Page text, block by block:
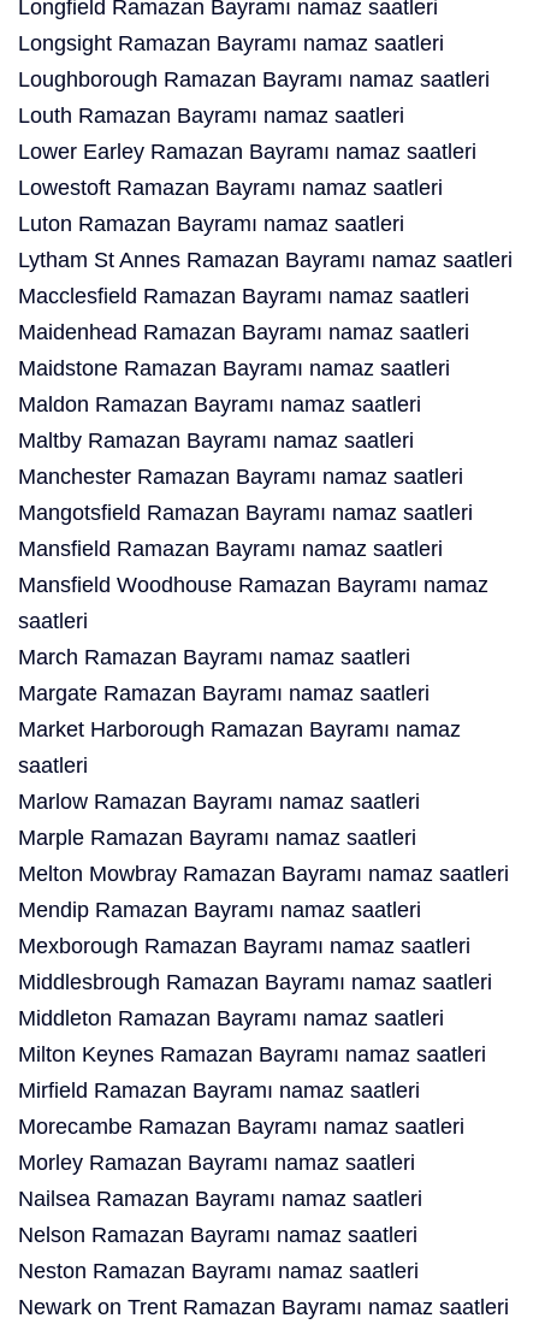
Longfield Ramazan Bayramı namaz saatleri
Longsight Ramazan Bayramı namaz saatleri
Loughborough Ramazan Bayramı namaz saatleri
Louth Ramazan Bayramı namaz saatleri
Lower Earley Ramazan Bayramı namaz saatleri
Lowestoft Ramazan Bayramı namaz saatleri
Luton Ramazan Bayramı namaz saatleri
Lytham St Annes Ramazan Bayramı namaz saatleri
Macclesfield Ramazan Bayramı namaz saatleri
Maidenhead Ramazan Bayramı namaz saatleri
Maidstone Ramazan Bayramı namaz saatleri
Maldon Ramazan Bayramı namaz saatleri
Maltby Ramazan Bayramı namaz saatleri
Manchester Ramazan Bayramı namaz saatleri
Mangotsfield Ramazan Bayramı namaz saatleri
Mansfield Ramazan Bayramı namaz saatleri
Mansfield Woodhouse Ramazan Bayramı namaz
saatleri
March Ramazan Bayramı namaz saatleri
Margate Ramazan Bayramı namaz saatleri
Market Harborough Ramazan Bayramı namaz
saatleri
Marlow Ramazan Bayramı namaz saatleri
Marple Ramazan Bayramı namaz saatleri
Melton Mowbray Ramazan Bayramı namaz saatleri
Mendip Ramazan Bayramı namaz saatleri
Mexborough Ramazan Bayramı namaz saatleri
Middlesbrough Ramazan Bayramı namaz saatleri
Middleton Ramazan Bayramı namaz saatleri
Milton Keynes Ramazan Bayramı namaz saatleri
Mirfield Ramazan Bayramı namaz saatleri
Morecambe Ramazan Bayramı namaz saatleri
Morley Ramazan Bayramı namaz saatleri
Nailsea Ramazan Bayramı namaz saatleri
Nelson Ramazan Bayramı namaz saatleri
Neston Ramazan Bayramı namaz saatleri
Newark on Trent Ramazan Bayramı namaz saatleri